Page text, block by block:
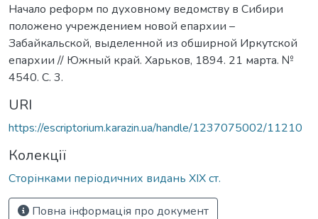
Начало реформ по духовному ведомству в Сибири
положено учреждением новой епархии –
Забайкальской, выделенной из обширной Иркутской
епархии // Южный край. Харьков, 1894. 21 марта. №
4540. С. 3.
URI
https://escriptorium.karazin.ua/handle/1237075002/11210
Колекції
Сторінками періодичних видань ХІХ ст.
Повна інформація про документ